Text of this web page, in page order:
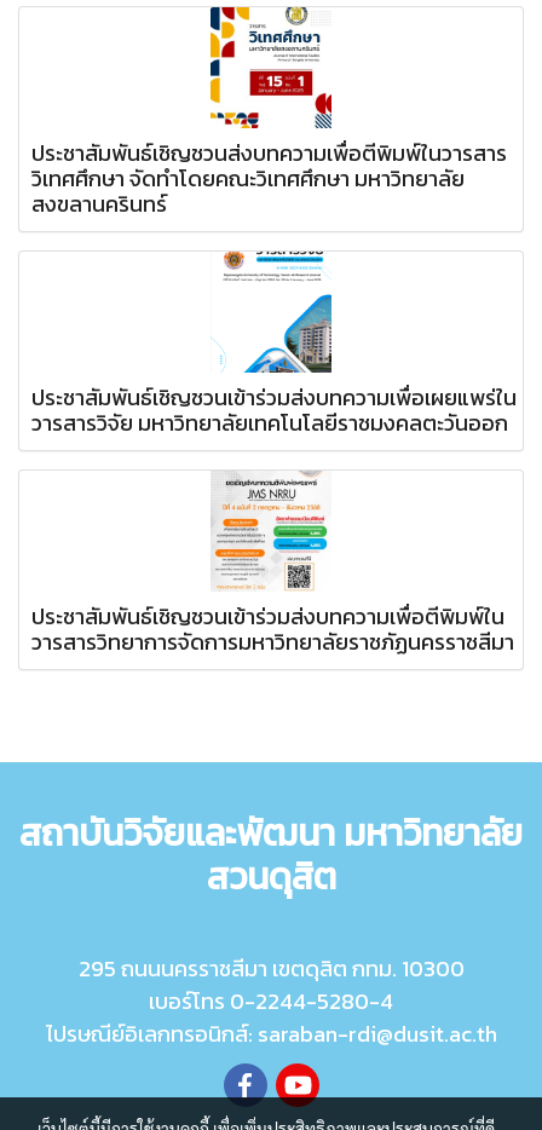
ประชาสัมพันธ์เชิญชวนส่งบทความเพื่อตีพิมพ์ในวารสาร
วิเทศศึกษา จัดทำโดยคณะวิเทศศึกษา มหาวิทยาลัย
สงขลานครินทร์
ประชาสัมพันธ์เชิญชวนเข้าร่วมส่งบทความเพื่อเผยแพร่ใน
วารสารวิจัย มหาวิทยาลัยเทคโนโลยีราชมงคลตะวันออก
ประชาสัมพันธ์เชิญชวนเข้าร่วมส่งบทความเพื่อตีพิมพ์ใน
วารสารวิทยาการจัดการมหาวิทยาลัยราชภัฏนครราชสีมา
สถาบันวิจัยและพัฒนา มหาวิทยาลัย
สวนดุสิต
295 ถนนนครราชสีมา เขตดุสิต กทม. 10300
เบอร์โทร 0-2244-5280-4
ไปรษณีย์อิเลกทรอนิกส์: saraban-rdi@dusit.ac.th